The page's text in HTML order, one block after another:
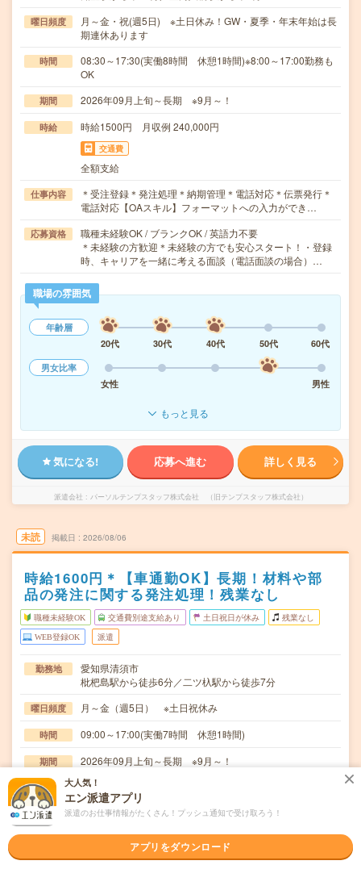
曜日頻度
月～金・祝(週5日) ※土日休み！GW・夏季・年末年始は長
期連休あります
時間
08:30～17:30(実働8時間 休憩1時間)※8:00～17:00勤務も
OK
期間 2026年09月上旬～長期 ※9月～！
時給 時給1500円 月収例 240,000円
交通費
全額支給
仕事内容
＊受注登録＊発注処理＊納期管理＊電話対応＊伝票発行＊
電話対応【OAスキル】フォーマットへの入力ができ…
応募資格
職種未経験OK / ブランクOK / 英語力不要
＊未経験の方歓迎＊未経験の方でも安心スタート！・登録
時、キャリアを一緒に考える面談（電話面談の場合）…
職場の雰囲気
年齢層
20代
30代 40代 50代
60代
男女比率
女性
男性
もっと見る
気になる! 応募へ進む 詳しく見る
派遣会社 パーソルテンプスタッフ株式会社 （旧テンプスタッフ株式会社）
未読 掲載日 2026/08/06
時給1600円＊【車通勤OK】長期！材料や部
品の発注に関する発注処理！残業なし
職種未経験OK 交通費別途支給あり 土日祝日が休み 残業なし
WEB登録OK 派遣
勤務地
愛知県清須市
枇杷島駅から徒歩6分／二ツ杁駅から徒歩7分
曜日頻度 月～金（週5日） ※土日祝休み
時間 09:00～17:00(実働7時間 休憩1時間)
期間 2026年09月上旬～長期 ※9月～！
時給 時給1600円 月収例 224,000円
交通費
・材料や部品の発注処理※システムへの入力メインです・
大人気！
エン派遣アプリ
派遣のお仕事情報がたくさん！プッシュ通知で受け取ろう！
アプリをダウンロード